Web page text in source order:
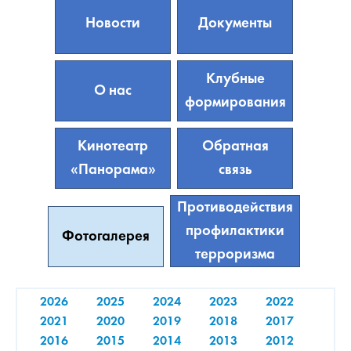
Новости Документы
О нас
Клубные
формирования
Кинотеатр
«Панорама»
Обратная
связь
Фотогалерея
Противодействия
профилактики
терроризма
2026 2025 2024 2023
2022
2021
2020 2019 2018
2017
2016
2015 2014 2013 2012